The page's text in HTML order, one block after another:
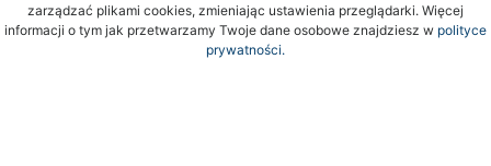
zarządzać plikami cookies, zmieniając ustawienia przeglądarki. Więcej
informacji o tym jak przetwarzamy Twoje dane osobowe znajdziesz w polityce
prywatności.